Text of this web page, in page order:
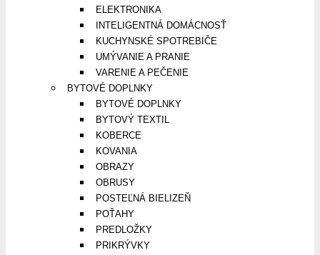
ELEKTRONIKA
INTELIGENTNÁ DOMÁCNOSŤ
KUCHYNSKÉ SPOTREBIČE
UMÝVANIE A PRANIE
VARENIE A PEČENIE
BYTOVÉ DOPLNKY
BYTOVÉ DOPLNKY
BYTOVÝ TEXTIL
KOBERCE
KOVANIA
OBRAZY
OBRUSY
POSTEĽNÁ BIELIZEŇ
POŤAHY
PREDLOŽKY
PRIKRÝVKY